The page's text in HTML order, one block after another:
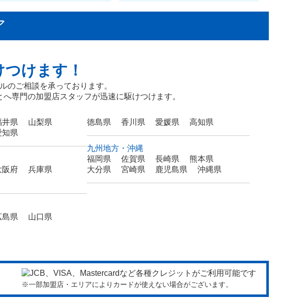
けます！
のご相談を承っております。
専門の加盟店スタッフが迅速に駆けつけます。
井県
山梨県
知県
阪府
兵庫県
島県
山口県
徳島県 香川県 愛媛県 高知県
九州地方・沖縄
福岡県
佐賀県 長崎県
熊本県
大分県
宮崎県 鹿児島県 沖縄県
※一部加盟店・エリアによりカードが使えない場合がございます。